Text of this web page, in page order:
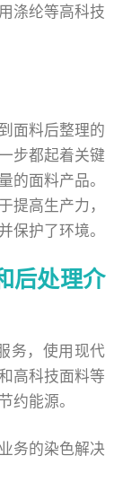
涤纶等高科技
面料后整理的
步都起着关键
的面料产品。
提高生产力，
保护了环境。
后处理介
务，使用现代
高科技面料等
约能源。
务的染色解决